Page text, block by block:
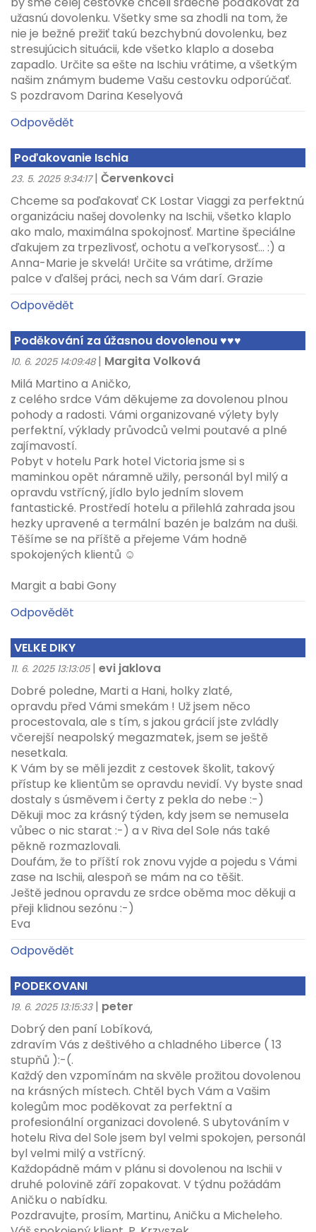
užasnú dovolenku. Všetky sme sa zhodli na tom, že
nie je bežné prežiť takú bezchybnú dovolenku, bez
stresujúcich situácii, kde všetko klaplo a doseba
zapadlo. Určite sa ešte na Ischiu vrátime, a všetkým
našim známym budeme Vašu cestovku odporúčať.
S pozdravom Darina Keselyová
Odpovědět
Poďakovanie Ischia
23. 5. 2025 9:34:17 | Červenkovci
Chceme sa poďakovať CK Lostar Viaggi za perfektnú
organizáciu našej dovolenky na Ischii, všetko klaplo
ako malo, maximálna spokojnosť. Martine špeciálne
ďakujem za trpezlivosť, ochotu a veľkorysosť... :) a
Anna-Marie je skvelá! Určite sa vrátime, držíme
palce v ďalšej práci, nech sa Vám darí. Grazie
Odpovědět
Poděkování za úžasnou dovolenou ♥♥♥
10. 6. 2025 14:09:48 | Margita Volková
Milá Martino a Aničko,
z celého srdce Vám děkujeme za dovolenou plnou
pohody a radosti. Vámi organizované výlety byly
perfektní, výklady průvodců velmi poutavé a plné
zajímavostí.
Pobyt v hotelu Park hotel Victoria jsme si s
maminkou opět náramně užily, personál byl milý a
opravdu vstřícný, jídlo bylo jedním slovem
fantastické. Prostředí hotelu a přilehlá zahrada jsou
hezky upravené a termální bazén je balzám na duši.
Těšíme se na příště a přejeme Vám hodně
spokojených klientů ☺
Margit a babi Gony
Odpovědět
VELKE DIKY
11. 6. 2025 13:13:05 | evi jaklova
Dobré poledne, Marti a Hani, holky zlaté,
opravdu před Vámi smekám ! Už jsem něco
procestovala, ale s tím, s jakou grácií jste zvládly
včerejší neapolský megazmatek, jsem se ještě
nesetkala.
K Vám by se měli jezdit z cestovek školit, takový
přístup ke klientům se opravdu nevidí. Vy byste snad
dostaly s úsměvem i čerty z pekla do nebe :-)
Děkuji moc za krásný týden, kdy jsem se nemusela
vůbec o nic starat :-) a v Riva del Sole nás také
pěkně rozmazlovali.
Doufám, že to příští rok znovu vyjde a pojedu s Vámi
zase na Ischii, alespoň se mám na co těšit.
Ještě jednou opravdu ze srdce oběma moc děkuji a
přeji klidnou sezónu :-)
Eva
Odpovědět
PODEKOVANI
19. 6. 2025 13:15:33 | peter
Dobrý den paní Lobíková,
zdravím Vás z deštivého a chladného Liberce ( 13
stupňů ):-(.
Každý den vzpomínám na skvěle prožitou dovolenou
na krásných místech. Chtěl bych Vám a Vašim
kolegům moc poděkovat za perfektní a
profesionální organizaci dovolené. S ubytováním v
hotelu Riva del Sole jsem byl velmi spokojen, personál
byl velmi milý a vstřícný.
Každopádně mám v plánu si dovolenou na Ischii v
druhé polovině září zopakovat. V týdnu požádám
Aničku o nabídku.
Pozdravujte, prosím, Martinu, Aničku a Micheleho.